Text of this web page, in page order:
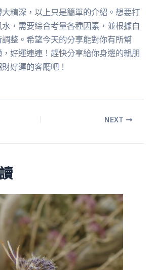
精深，以上只是簡單的介紹。想要打
，需要綜合考量各種因素，並根據自
整。希望今天的分享能對你有所幫
好運連連！趕快分享給你身邊的親朋
好運的客廳吧！
NEXT